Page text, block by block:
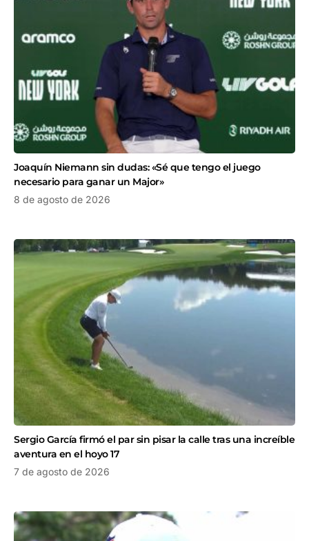
Joaquín Niemann sin dudas: «Sé que tengo el juego
necesario para ganar un Major»
8 de agosto de 2026
Sergio García firmó el par sin pisar la calle tras una increíble
aventura en el hoyo 17
7 de agosto de 2026